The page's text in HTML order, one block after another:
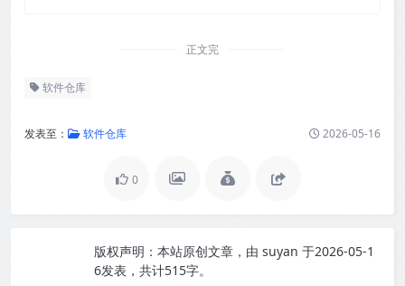
正文完
软件仓库
发表至： 软件仓库 2026-05-16
0
版权声明： 本站原创文章，由 suyan 于2026-05-1
6发表，共计515字。